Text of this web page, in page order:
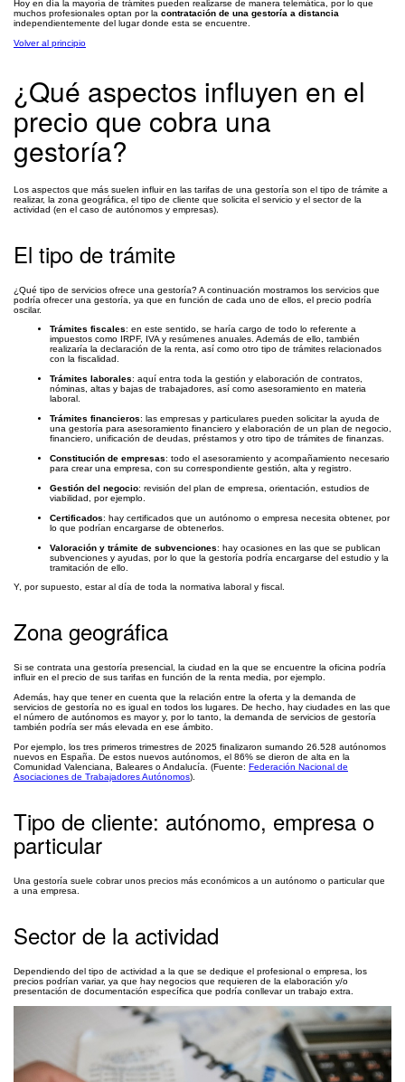
Hoy en día la mayoría de trámites pueden realizarse de manera telemática, por lo que
muchos profesionales optan por la contratación de una gestoría a distancia
independientemente del lugar donde esta se encuentre.
Volver al principio
¿Qué aspectos influyen en el
precio que cobra una
gestoría?
Los aspectos que más suelen influir en las tarifas de una gestoría son el tipo de trámite a
realizar, la zona geográfica, el tipo de cliente que solicita el servicio y el sector de la
actividad (en el caso de autónomos y empresas).
El tipo de trámite
¿Qué tipo de servicios ofrece una gestoría? A continuación mostramos los servicios que
podría ofrecer una gestoría, ya que en función de cada uno de ellos, el precio podría
oscilar.
Trámites fiscales: en este sentido, se haría cargo de todo lo referente a
impuestos como IRPF, IVA y resúmenes anuales. Además de ello, también
realizaría la declaración de la renta, así como otro tipo de trámites relacionados
con la fiscalidad.
Trámites laborales: aquí entra toda la gestión y elaboración de contratos,
nóminas, altas y bajas de trabajadores, así como asesoramiento en materia
laboral.
Trámites financieros: las empresas y particulares pueden solicitar la ayuda de
una gestoría para asesoramiento financiero y elaboración de un plan de negocio,
financiero, unificación de deudas, préstamos y otro tipo de trámites de finanzas.
Constitución de empresas: todo el asesoramiento y acompañamiento necesario
para crear una empresa, con su correspondiente gestión, alta y registro.
Gestión del negocio: revisión del plan de empresa, orientación, estudios de
viabilidad, por ejemplo.
Certificados: hay certificados que un autónomo o empresa necesita obtener, por
lo que podrían encargarse de obtenerlos.
Valoración y trámite de subvenciones: hay ocasiones en las que se publican
subvenciones y ayudas, por lo que la gestoría podría encargarse del estudio y la
tramitación de ello.
Y, por supuesto, estar al día de toda la normativa laboral y fiscal.
Zona geográfica
Si se contrata una gestoría presencial, la ciudad en la que se encuentre la oficina podría
influir en el precio de sus tarifas en función de la renta media, por ejemplo.
Además, hay que tener en cuenta que la relación entre la oferta y la demanda de
servicios de gestoría no es igual en todos los lugares. De hecho, hay ciudades en las que
el número de autónomos es mayor y, por lo tanto, la demanda de servicios de gestoría
también podría ser más elevada en ese ámbito.
Por ejemplo, los tres primeros trimestres de 2025 finalizaron sumando 26.528 autónomos
nuevos en España. De estos nuevos autónomos, el 86% se dieron de alta en la
Comunidad Valenciana, Baleares o Andalucía. (Fuente: Federación Nacional de
Asociaciones de Trabajadores Autónomos).
Tipo de cliente: autónomo, empresa o
particular
Una gestoría suele cobrar unos precios más económicos a un autónomo o particular que
a una empresa.
Sector de la actividad
Dependiendo del tipo de actividad a la que se dedique el profesional o empresa, los
precios podrían variar, ya que hay negocios que requieren de la elaboración y/o
presentación de documentación específica que podría conllevar un trabajo extra.